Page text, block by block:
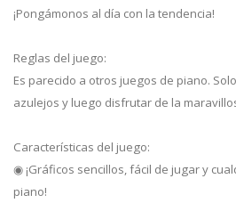
¡Pongámonos al día con la tendencia!
Reglas del juego:
Es parecido a otros juegos de piano.
azulejos y luego disfrutar de la
Características del juego:
◉ ¡Gráficos sencillos, fácil de jugar y
piano!